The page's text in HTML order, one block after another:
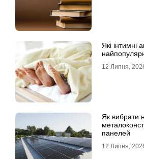
Які інтимні
12 Липня,
Як вибрати
панелей
12 Липня,